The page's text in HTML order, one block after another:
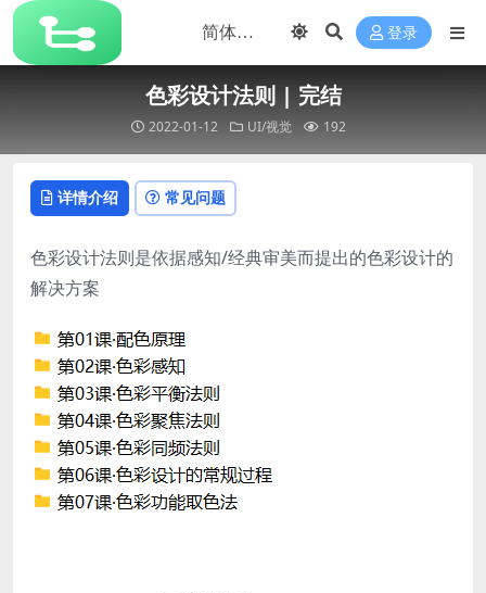
登录
色彩设计法则 | 完结
2022-01-12 UI/视觉 192
详情介绍 常见问题
色彩设计法则是依据感知/经典审美而提出的色彩设计的
解决方案